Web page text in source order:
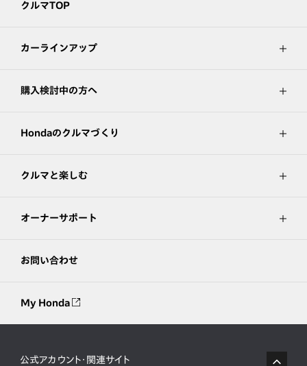
クルマTOP
カーラインアップ
購入検討中の方へ
Hondaのクルマづくり
クルマと楽しむ
オーナーサポート
お問い合わせ
My Honda
公式アカウント・関連サイト